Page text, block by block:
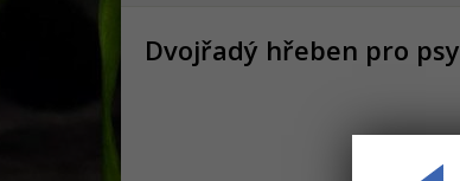
Dvojřadý hřeben pro psy